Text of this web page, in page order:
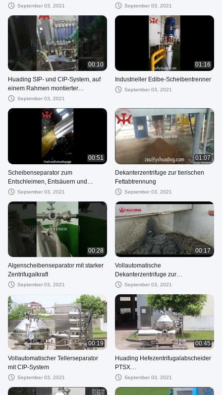
Röhrenzentrifuge für die VCO-
September 03, 2021
Extraktion von Sojamilch
September 03, 2021
00:10
Huading SIP- und CIP-System, auf
einem Rahmen montierter
Scheibenseparator für die
September 03, 2021
01:16
Industrieller Edibe-Scheibentrenner
September 03, 2021
00:51
Scheibenseparator zum
Entschleimen, Entsäuern und
Waschen von Speiseölen
September 03, 2021
01:07
Dekanterzentrifuge zur tierischen
Fettabtrennung
September 03, 2021
00:28
Algenscheibenseparator mit starker
Zentrifugalkraft
September 03, 2021
00:17
Vollautomatische
Dekanterzentrifuge zur
Klärschlammentwässerung
September 03, 2021
00:19
Vollautomatischer Tellerseparator
mit CIP-System
September 03, 2021
00:45
Huading Hefezentrifugalabscheider
PTSX
Speiseölraffinierungsmaschine
September 03, 2021